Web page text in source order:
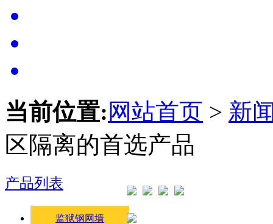
当前位置: 网站首页 > 新
区隔离的首选产品
产品列表
监狱钢网墙